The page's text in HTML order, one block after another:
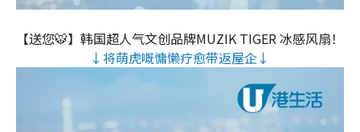
【送您🐯】韩国超人气文创品牌MUZIK TIGER 冰感风扇！
↓将萌虎嘅慵懒疗愈带返屋企↓